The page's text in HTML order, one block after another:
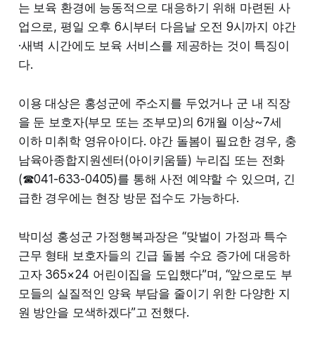
는 보육 환경에 능동적으로 대응하기 위해 마련된 사
업으로, 평일 오후 6시부터 다음날 오전 9시까지 야간
·새벽 시간에도 보육 서비스를 제공하는 것이 특징이
다.
이용 대상은 홍성군에 주소지를 두었거나 군 내 직장
을 둔 보호자(부모 또는 조부모)의 6개월 이상~7세
이하 미취학 영유아이다. 야간 돌봄이 필요한 경우, 충
남육아종합지원센터(아이키움뜰) 누리집 또는 전화
(☎041-633-0405)를 통해 사전 예약할 수 있으며, 긴
급한 경우에는 현장 방문 접수도 가능하다.
박미성 홍성군 가정행복과장은 “맞벌이 가정과 특수
근무 형태 보호자들의 긴급 돌봄 수요 증가에 대응하
고자 365×24 어린이집을 도입했다”며, “앞으로도 부
모들의 실질적인 양육 부담을 줄이기 위한 다양한 지
원 방안을 모색하겠다”고 전했다.